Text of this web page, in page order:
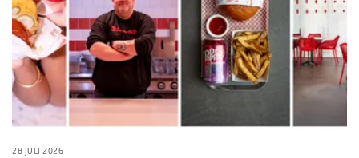
28 JULI 2026